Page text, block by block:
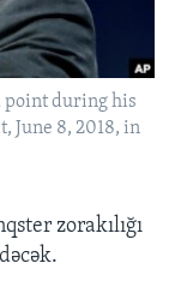
point during his
June 8, 2018, in
zorakılığı